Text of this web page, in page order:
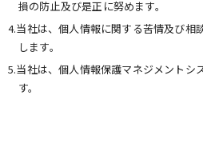
損の防止及び是正に努めます。
4.当社は、個人情報に関する苦情及び相
します。
5.当社は、個人情報保護マネジメントシ
す。